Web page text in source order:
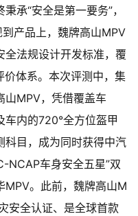
承“安全是第一要务”，
产品上，魏牌高山MPV
全法规设计开发标准，覆
体系。本次评测中，集
山MPV，凭借覆盖车
车内的720°全方位盔甲
科目，成为同时获得中汽
NCAP车身安全五星”双
MPV。此前，魏牌高山M
安全认证、是全球首款